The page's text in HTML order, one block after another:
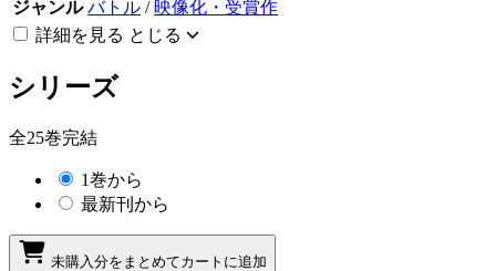
ジャンル バトル / 映像化・受賞作
詳細を見る とじる
シリーズ
全25巻完結
1巻から
最新刊から
未購入分をまとめてカートに追加